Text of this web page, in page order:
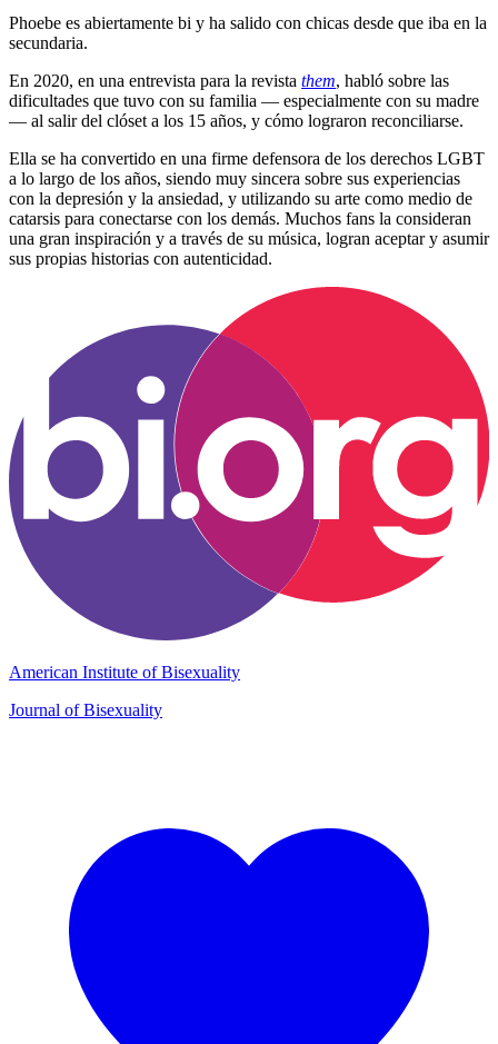
Phoebe es abiertamente bi y ha salido con chicas desde que iba en la
secundaria.
En 2020, en una entrevista para la revista them, habló sobre las
dificultades que tuvo con su familia — especialmente con su madre
— al salir del clóset a los 15 años, y cómo lograron reconciliarse.
Ella se ha convertido en una firme defensora de los derechos LGBT
a lo largo de los años, siendo muy sincera sobre sus experiencias
con la depresión y la ansiedad, y utilizando su arte como medio de
catarsis para conectarse con los demás. Muchos fans la consideran
una gran inspiración y a través de su música, logran aceptar y asumir
sus propias historias con autenticidad.
American Institute of Bisexuality
Journal of Bisexuality